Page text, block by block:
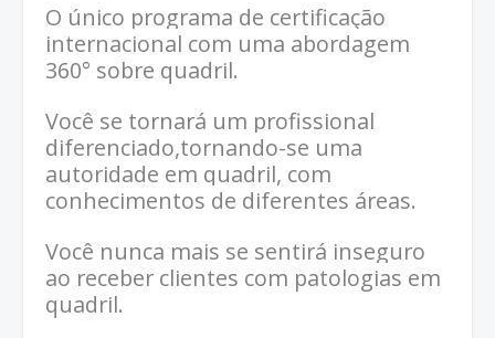
O único programa de certificação
internacional com uma abordagem
360° sobre quadril.
Você se tornará um profissional
diferenciado,tornando-se uma
autoridade em quadril, com
conhecimentos de diferentes áreas.
Você nunca mais se sentirá inseguro
ao receber clientes com patologias em
quadril.